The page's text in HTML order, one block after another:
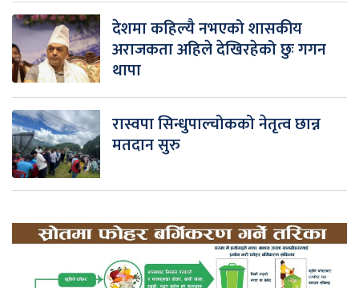
देशमा कहिल्यै नभएको शासकीय
अराजकता अहिले देखिरहेको छुः गगन
थापा
रास्वपा सिन्धुपाल्चोकको नेतृत्व छान्न
मतदान सुरु